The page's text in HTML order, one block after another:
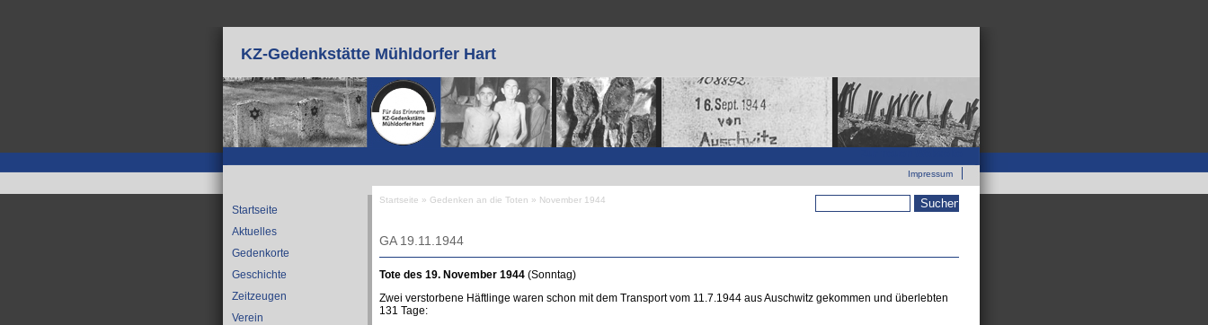
KZ-Gedenkstätte Mühldorfer Hart
Impressum
Startseite
Aktuelles
Gedenkorte
Geschichte
Zeitzeugen
Verein
Suchformular
Startseite » Gedenken an die Toten » November 1944
GA 19.11.1944
Tote des 19. November 1944 (Sonntag)
Zwei verstorbene Häftlinge waren schon mit dem Transport vom 11.7.1944 aus Auschwitz gekommen und überlebten
131 Tage: